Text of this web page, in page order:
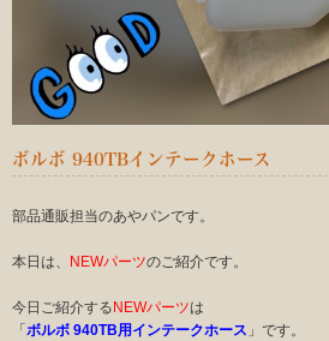
ボルボ 940TBインテークホース
部品通販担当のあやパンです。
本日は、 NEWパーツのご紹介です。
今日ご紹介するNEWパーツは
「ボルボ 940TB用インテークホース 」です。